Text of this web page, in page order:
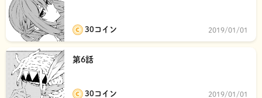
30コイン 2019/01/01
第6話
30コイン 2019/01/01